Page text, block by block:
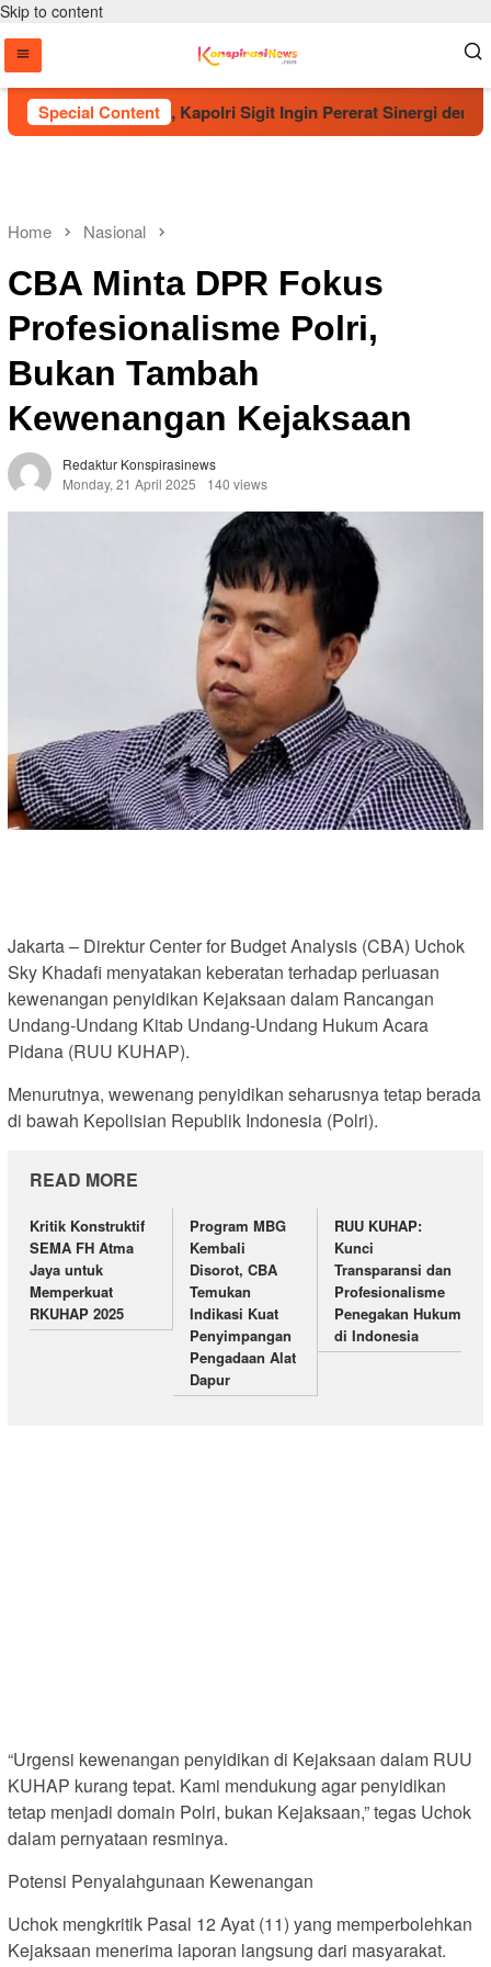
Skip to content
Special Content
Tapak Suci, Kapolri Sigit Ingin Pererat Sinergi dengan
Home Nasional
CBA Minta DPR Fokus
Profesionalisme Polri,
Bukan Tambah
Kewenangan Kejaksaan
Redaktur Konspirasinews
Monday, 21 April 2025
140 views
Jakarta – Direktur Center for Budget Analysis (CBA) Uchok
Sky Khadafi menyatakan keberatan terhadap perluasan
kewenangan penyidikan Kejaksaan dalam Rancangan
Undang-Undang Kitab Undang-Undang Hukum Acara
Pidana (RUU KUHAP).
Menurutnya, wewenang penyidikan seharusnya tetap berada
di bawah Kepolisian Republik Indonesia (Polri).
READ MORE
Kritik Konstruktif
SEMA FH Atma
Jaya untuk
Memperkuat
RKUHAP 2025
Program MBG
Kembali
Disorot, CBA
Temukan
Indikasi Kuat
Penyimpangan
Pengadaan Alat
Dapur
RUU KUHAP:
Kunci
Transparansi dan
Profesionalisme
Penegakan Hukum
di Indonesia
“Urgensi kewenangan penyidikan di Kejaksaan dalam RUU
KUHAP kurang tepat. Kami mendukung agar penyidikan
tetap menjadi domain Polri, bukan Kejaksaan,” tegas Uchok
dalam pernyataan resminya.
Potensi Penyalahgunaan Kewenangan
Uchok mengkritik Pasal 12 Ayat (11) yang memperbolehkan
Kejaksaan menerima laporan langsung dari masyarakat.